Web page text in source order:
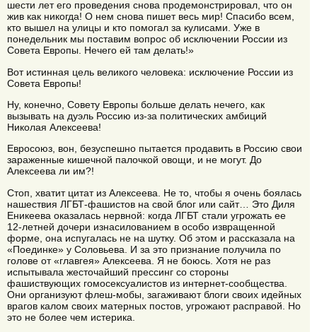
шести лет его проведения снова продемонстрировал, что он
жив как никогда! О нем снова пишет весь мир! Спасибо всем,
кто вышел на улицы и кто помогал за кулисами. Уже в
понедельник мы поставим вопрос об исключении России из
Совета Европы. Нечего ей там делать!»
Вот истинная цель великого человека: исключение России из
Совета Европы!
Ну, конечно, Совету Европы больше делать нечего, как
вызывать на дуэль Россию из-за политических амбиций
Николая Алексеева!
Евросоюз, вон, безуспешно пытается продавить в Россию свои
зараженные кишечной палочкой овощи, и не могут. До
Алексеева ли им?!
Стоп, хватит цитат из Алексеева. Не то, чтобы я очень боялась
нашествия ЛГБТ-фашистов на свой блог или сайт… Это Диля
Еникеева оказалась нервной: когда ЛГБТ стали угрожать ее
12-летней дочери изнасилованием в особо извращенной
форме, она испугалась не на шутку. Об этом и рассказала на
«Поединке» у Соловьева. И за это признание получила по
голове от «главгея» Алексеева. Я не боюсь. Хотя не раз
испытывала жесточайший прессинг со стороны
фашиствующих гомосексуалистов из интернет-сообщества.
Они организуют флеш-мобы, загаживают блоги своих идейных
врагов калом своих матерных постов, угрожают расправой. Но
это не более чем истерика.